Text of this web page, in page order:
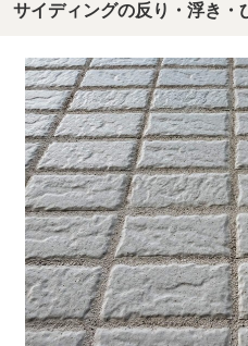
サイディングの反り・浮き・